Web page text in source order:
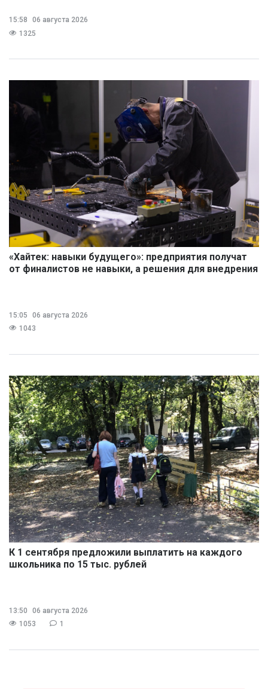
15:58
06 августа 2026
1325
«Хайтек: навыки будущего»: предприятия получат
от финалистов не навыки, а решения для внедрения
15:05
06 августа 2026
1043
К 1 сентября предложили выплатить на каждого
школьника по 15 тыс. рублей
13:50
06 августа 2026
1053
1